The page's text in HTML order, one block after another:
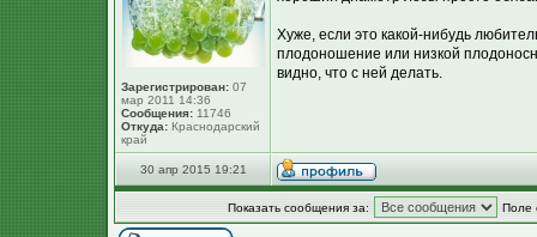
Зарегистрирован: 07
мар 2011 14:36
Сообщения: 11746
Откуда: Краснодарский
край
Хуже, если это какой-нибудь
плодоношение или низкой
видно, что с ней делать.
30 апр 2015 19:21
Показать сообщения за: Поле